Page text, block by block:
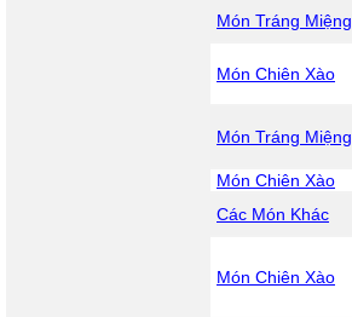
Món Tráng Miệng
Món Chiên Xào
Món Tráng Miệng
Món Chiên Xào
Các Món Khác
Món Chiên Xào